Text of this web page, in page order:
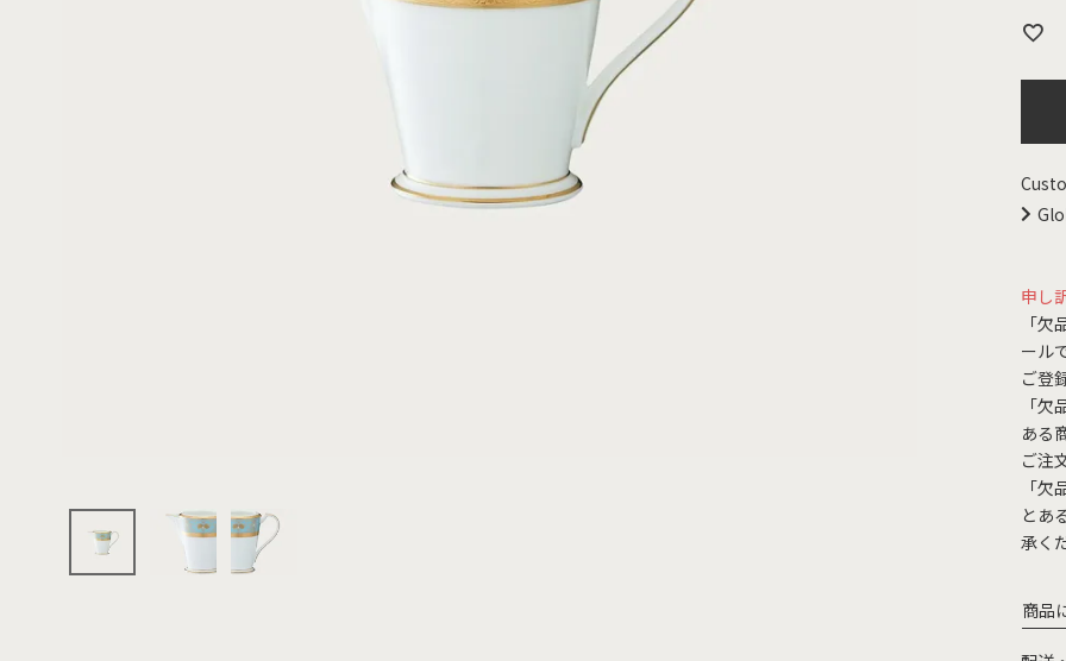
申し
「
ール
ご登
「
ある
ご注
「
とあ
承く
商品